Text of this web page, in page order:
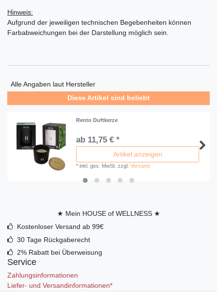
Hinweis:
Aufgrund der jeweiligen technischen Begebenheiten können
Farbabweichungen bei der Darstellung möglich sein.
Alle Angaben laut Hersteller
Diese Artikel sind beliebt
Rento Duftkerze
ab 11,75 € *
Artikel anzeigen
*inkl. ges. MwSt. zzgl.Versand
★ Mein HOUSE of WELLNESS ★
Kostenloser Versand ab 99€
30 Tage Rückgaberecht
2% Rabatt bei Überweisung
Service
Zahlungsinformationen
Liefer- und Versandinformationen*